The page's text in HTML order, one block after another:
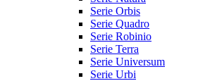
Serie Orbis
Serie Quadro
Serie Robinio
Serie Terra
Serie Universum
Serie Urbi